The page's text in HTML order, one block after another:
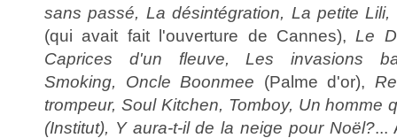
sans passé, La désintégration, La petite
(qui avait fait l'ouverture de Cannes),Le
Caprices d'un fleuve, Les invasions
Smoking, Oncle Boonmee (Palme d'or),
trompeur, Soul Kitchen, Tomboy, Un homme
(Institut), Y aura-t-il de la neige pour Noël?...